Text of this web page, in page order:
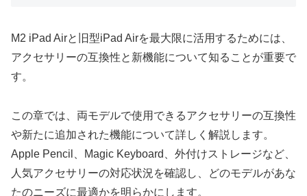
M2 iPad Airと旧型iPad Airを最大限に活用するためには、
アクセサリーの互換性と新機能について知ることが重要で
す。
この章では、両モデルで使用できるアクセサリーの互換性
や新たに追加された機能について詳しく解説します。
Apple Pencil、Magic Keyboard、外付けストレージなど、
人気アクセサリーの対応状況を確認し、どのモデルがあな
たのニーズに最適かを明らかにします。